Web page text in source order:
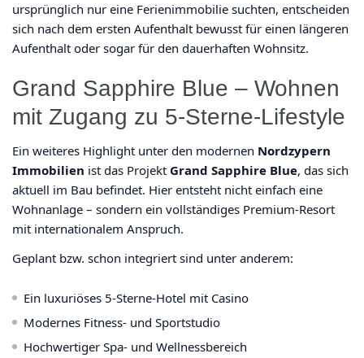
ursprünglich nur eine Ferienimmobilie suchten, entscheiden
sich nach dem ersten Aufenthalt bewusst für einen längeren
Aufenthalt oder sogar für den dauerhaften Wohnsitz.
Grand Sapphire Blue – Wohnen
mit Zugang zu 5-Sterne-Lifestyle
Ein weiteres Highlight unter den modernen Nordzypern
Immobilien ist das Projekt Grand Sapphire Blue, das sich
aktuell im Bau befindet. Hier entsteht nicht einfach eine
Wohnanlage – sondern ein vollständiges Premium-Resort
mit internationalem Anspruch.
Geplant bzw. schon integriert sind unter anderem:
Ein luxuriöses 5-Sterne-Hotel mit Casino
Modernes Fitness- und Sportstudio
Hochwertiger Spa- und Wellnessbereich